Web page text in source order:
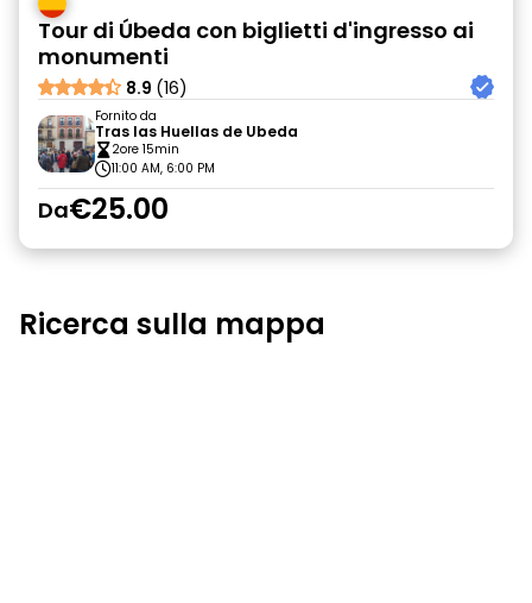
Tour di Úbeda con biglietti d'ingresso ai
monumenti
8.9 (16)
Fornito da
Tras las Huellas de Ubeda
2ore 15min
11:00 AM, 6:00 PM
Da€25.00
Ricerca sulla mappa